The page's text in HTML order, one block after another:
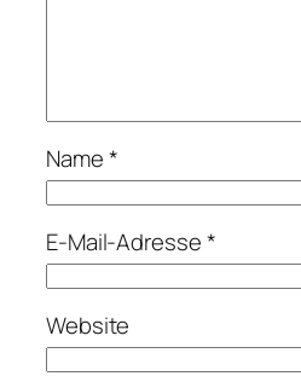
Name*
E-Mail-Adresse*
Website